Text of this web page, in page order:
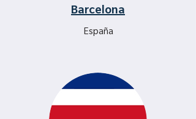
Barcelona
España